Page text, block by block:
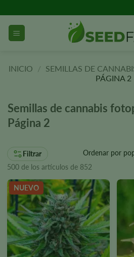
al
contenido
INICIO / SEMILLAS DE
PÁGINA 2
Semillas de cannabis
Página 2
Filtrar
500 de los artículos de 852
NUEVO